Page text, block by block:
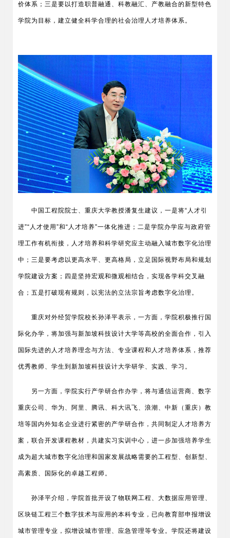
价体系；三是要以打造职普融通、科教融汇、产教融合的新型特色
学院为目标，建立健全科学合理的社会治理人才培养体系。
中国工程院院士、重庆大学教授潘复生建议，一是将“人才引
进”“人才使用”和“人才培养”一体化推进；二是学院办学应与政府管
理工作有机衔接，人才培养和科学研究应主动融入城市数字化治理
中；三是要考虑以更高水平、更高格局，立足国际视野布局和规划
学院建设方案；四是坚持宏观和微观相结合，实现各学科交叉融
合；五是打破现有规则，以宪法的立法宗旨考虑数字化治理。
重庆对外经贸学院校长孙泽平表示，一方面，学院积极推行国
际化办学，将加强与新加坡科技设计大学等高校的全面合作，引入
国际先进的人才培养理念与方法、专业课程和人才培养体系，推荐
优秀教师、学生到新加坡科技设计大学研学、实践、学习。
另一方面，学院实行产学研合作办学，将与通信运营商、数字
重庆公司、华为、阿里、腾讯、科大讯飞、浪潮、中新（重庆）教
培等国内外知名企业进行紧密的产学研合作，共同制定人才培养方
案，联合开发课程教材，共建实习实训中心，进一步加强培养学生
成为超大城市数字化治理和国家发展战略需要的工程型、创新型、
高素质、国际化的卓越工程师。
孙泽平介绍，学院首批开设了物联网工程、大数据应用管理、
区块链工程三个数字技术与应用的本科专业，已向教育部申报增设
城市管理专业，拟增设城市管理、应急管理等专业。学院还将建设